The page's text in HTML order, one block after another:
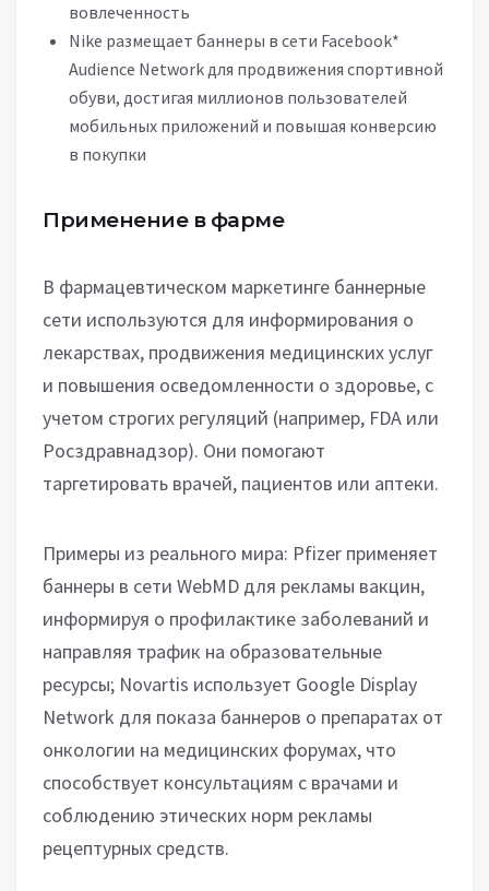
вовлеченность
Nike размещает баннеры в сети Facebook*
Audience Network для продвижения спортивной
обуви, достигая миллионов пользователей
мобильных приложений и повышая конверсию
в покупки
Применение в фарме
В фармацевтическом маркетинге баннерные
сети используются для информирования о
лекарствах, продвижения медицинских услуг
и повышения осведомленности о здоровье, с
учетом строгих регуляций (например, FDA или
Росздравнадзор). Они помогают
таргетировать врачей, пациентов или аптеки.
Примеры из реального мира: Pfizer применяет
баннеры в сети WebMD для рекламы вакцин,
информируя о профилактике заболеваний и
направляя трафик на образовательные
ресурсы; Novartis использует Google Display
Network для показа баннеров о препаратах от
онкологии на медицинских форумах, что
способствует консультациям с врачами и
соблюдению этических норм рекламы
рецептурных средств.